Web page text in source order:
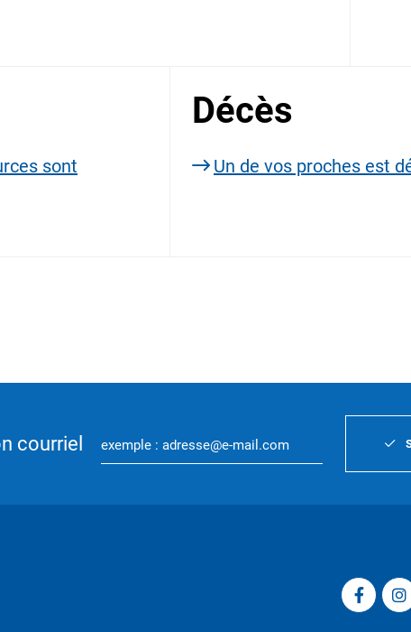
sont
Décès
Un de vos proches est
courriel